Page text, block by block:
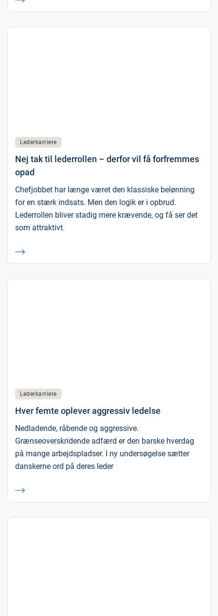
Lederkarriere
Nej tak til lederrollen – derfor vil få forfremmes
opad
Chefjobbet har længe været den klassiske belønning
for en stærk indsats. Men den logik er i opbrud.
Lederrollen bliver stadig mere krævende, og få ser det
som attraktivt.
Lederkarriere
Hver femte oplever aggressiv ledelse
Nedladende, råbende og aggressive.
Grænseoverskridende adfærd er den barske hverdag
på mange arbejdspladser. I ny undersøgelse sætter
danskerne ord på deres leder